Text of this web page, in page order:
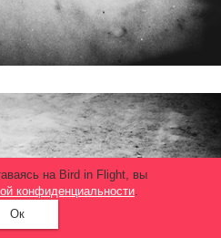
на Bird in Flight, вы
конфиденциальности.
Ок